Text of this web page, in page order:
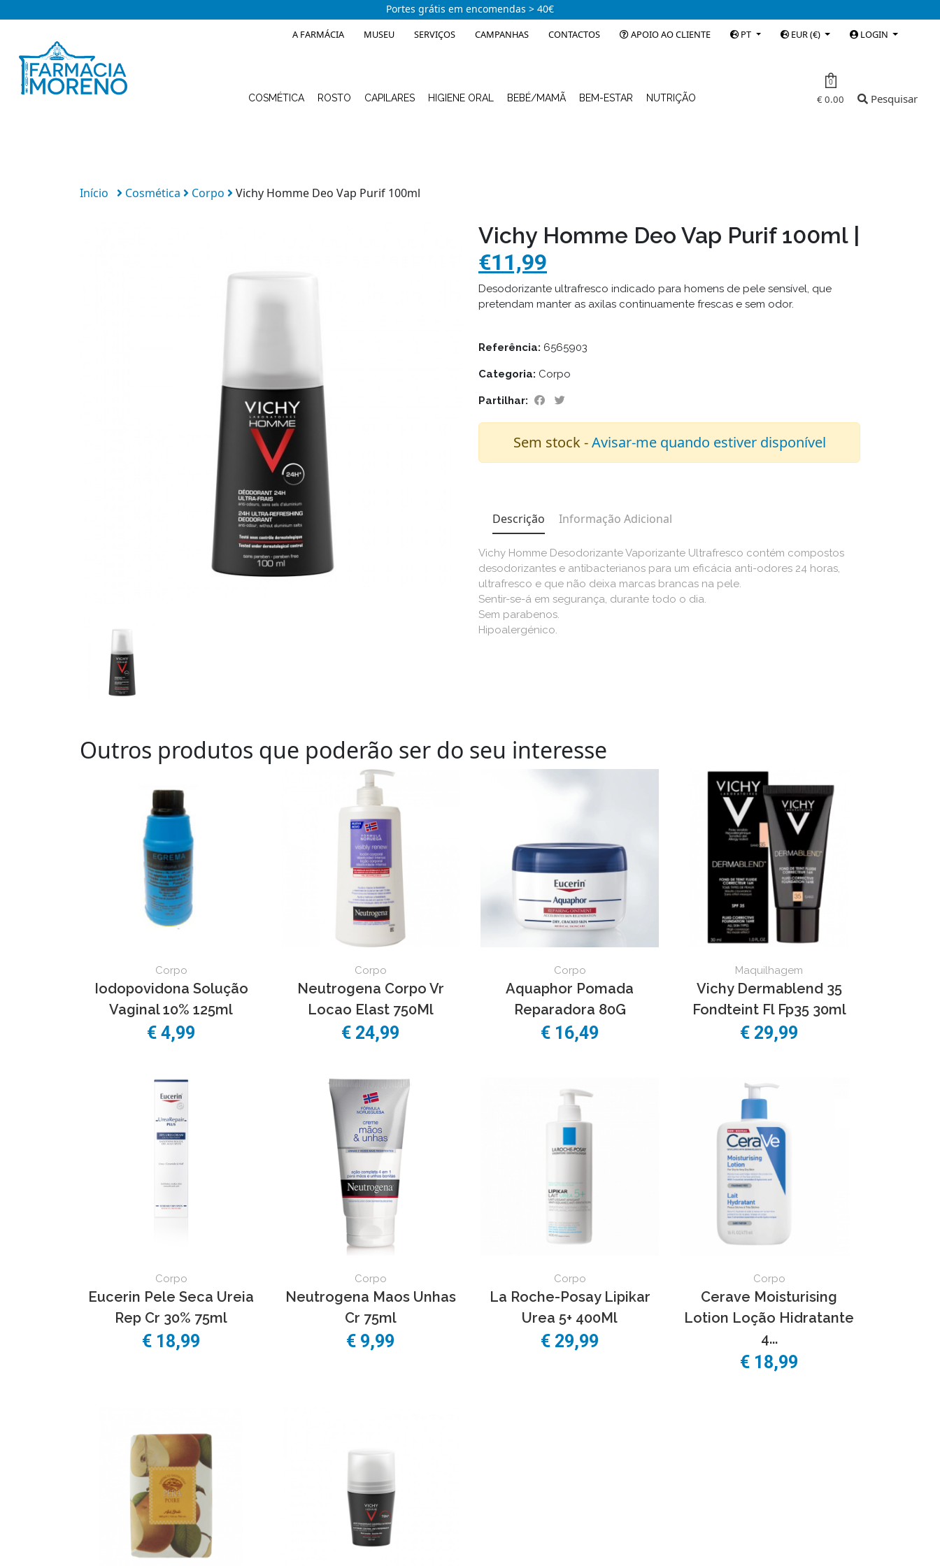
Portes grátis em encomendas > 40€
A FARMÁCIA MUSEU SERVIÇOS CAMPANHAS CONTACTOS APOIO AO CLIENTE PT EUR (€) LOGIN
COSMÉTICA ROSTO CAPILARES HIGIENE ORAL BEBÉ/MAMÃ BEM-ESTAR NUTRIÇÃO
0
€ 0.00 Pesquisar
Início Cosmética Corpo Vichy Homme Deo Vap Purif 100ml
Vichy Homme Deo Vap Purif 100ml |
€11,99
Desodorizante ultrafresco indicado para homens de pele sensível, que
pretendam manter as axilas continuamente frescas e sem odor.
Referência: 6565903
Categoria: Corpo
Partilhar:
Sem stock -Avisar-me quando estiver disponível
Descrição Informação Adicional
Vichy Homme Desodorizante Vaporizante Ultrafresco contém compostos
desodorizantes e antibacterianos para um eficácia anti-odores 24 horas,
ultrafresco e que não deixa marcas brancas na pele.
Sentir-se-á em segurança, durante todo o dia.
Sem parabenos.
Hipoalergénico.
Outros produtos que poderão ser do seu interesse
Corpo
Iodopovidona Solução
Vaginal 10% 125ml
€ 4,99
Corpo
Neutrogena Corpo Vr
Locao Elast 750Ml
€ 24,99
Corpo
Aquaphor Pomada
Reparadora 80G
€ 16,49
Maquilhagem
Vichy Dermablend 35
Fondteint Fl Fp35 30ml
€ 29,99
Corpo
Eucerin Pele Seca Ureia
Rep Cr 30% 75ml
€ 18,99
Corpo
Neutrogena Maos Unhas
Cr 75ml
€ 9,99
Corpo
La Roche-Posay Lipikar
Urea 5+ 400Ml
€ 29,99
Corpo
Cerave Moisturising
Lotion Loção Hidratante
4...
€ 18,99